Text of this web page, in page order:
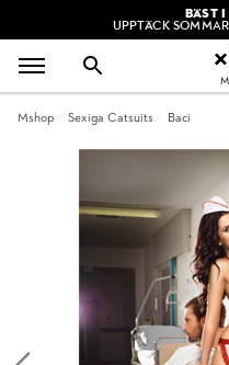
BÄST
UPPTÄCK
Mshop Sexiga Catsuits Baci